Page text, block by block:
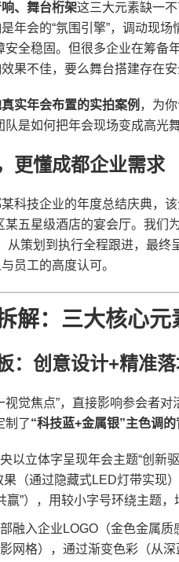
、舞台桁架​这三大元素缺一
年会的“氛围引擎”，调动现
安全稳固。但很多企业在筹
果不佳，要么舞台搭建存在安
实年会布置的实拍案例​ ，为
是如何把年会现场变成高光舞
更懂成都企业需求
科技企业的年度总结庆典，
某五星级酒店的宴会厅。我们
从策划到执行全程跟进，最终
员工的高度认可。
解：三大核心
：创意设计+精准
视觉焦点”，直接影响参会者
制了​​“科技蓝+金属银”主色调的
以立体字呈现年会主题“创新
果（通过隐藏式LED灯带实现
赢”），用较小字号环绕主题，
融入企业LOGO（金色金属
网格），通过渐变色彩（从